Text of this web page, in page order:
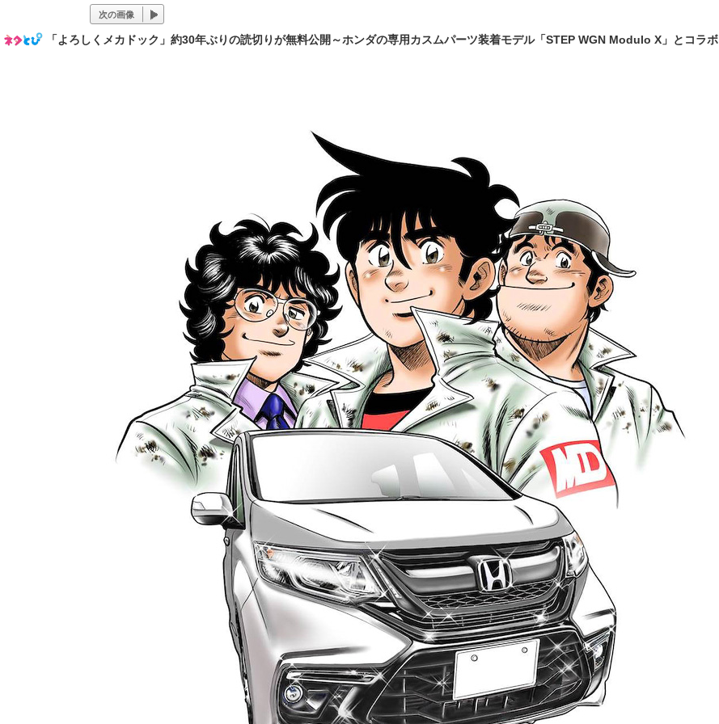
次の画像
「よろしくメカドック」約30年ぶりの読切りが無料公開～ホンダの専用カスムパーツ装着モデル「STEP WGN Modulo X」とコラボ